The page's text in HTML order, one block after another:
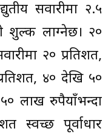
सवारीमा २.५
शुल्क लाग्नेछ। २०
२० प्रतिशत,
४० देखि ५०
लाख रुपैयाँभन्दा
स्वच्छ पूर्वाधार